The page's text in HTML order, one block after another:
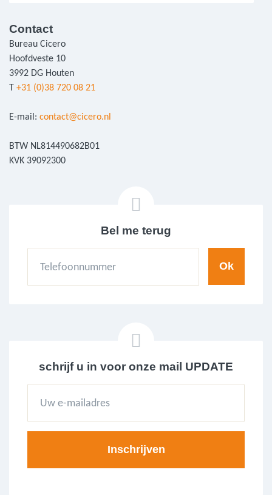
Contact
Bureau Cicero
Hoofdveste 10
3992 DG Houten
+31 (0)38 720 08 21
E-mail: contact@cicero.nl
BTW NL814490682B01
KVK 39092300
Bel me terug
schrijf u in voor onze mail UPDATE